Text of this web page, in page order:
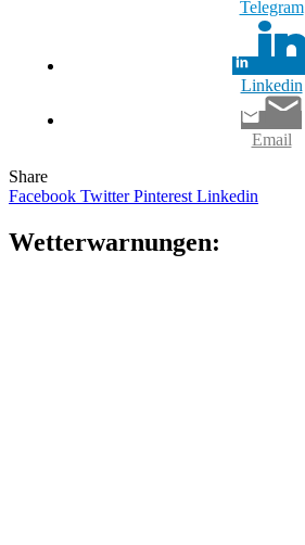
Tele­gram
Lin­ke­din
Email
Share
Facebook TwitterPinterest Linkedin
Wet­ter­war­nun­gen: